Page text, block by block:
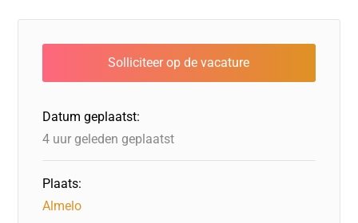
Datum geplaatst:
4 uur geleden geplaatst
Plaats:
Almelo